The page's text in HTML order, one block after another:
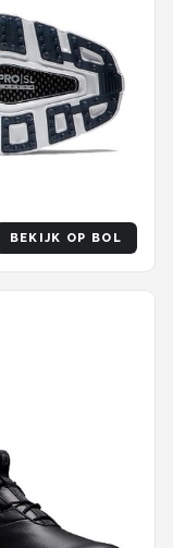
BEKIJK OP BOL